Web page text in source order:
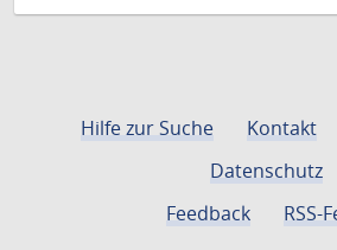
Hilfe zur Suche Kontakt
Datenschutz
Feedback
RSS-